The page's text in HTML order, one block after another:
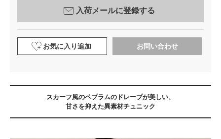
入荷メールに登録する
お気に入り追加 お問い合わせ
スカーフ風のペプラムのドレープが美しい、
甘さを抑えた異素材チュニック